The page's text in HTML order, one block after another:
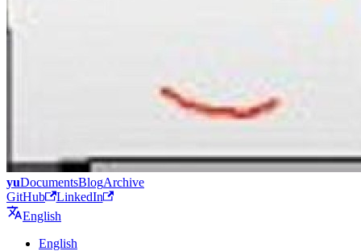
yuDocumentsBlogArchive
GitHub
LinkedIn
English
English